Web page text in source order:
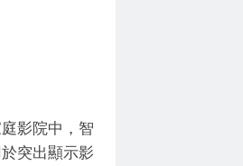
影院中，智
突出顯示影